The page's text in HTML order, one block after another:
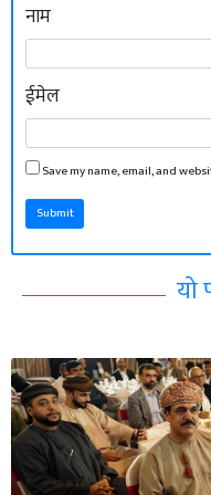
नाम
ईमेल
Save my name, email, and
Submit
यो